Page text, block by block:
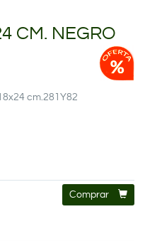
CM. NEGRO
cm.281Y82
Comprar